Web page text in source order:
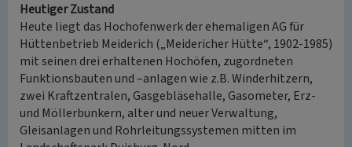
Heutiger Zustand
Heute liegt das Hochofenwerk der ehemaligen AG für
Hüttenbetrieb Meiderich („Meidericher Hütte“, 1902-1985)
mit seinen drei erhaltenen Hochöfen, zugordneten
Funktionsbauten und –anlagen wie z.B. Winderhitzern,
zwei Kraftzentralen, Gasgebläsehalle, Gasometer, Erz-
und Möllerbunkern, alter und neuer Verwaltung,
Gleisanlagen und Rohrleitungssystemen mitten im